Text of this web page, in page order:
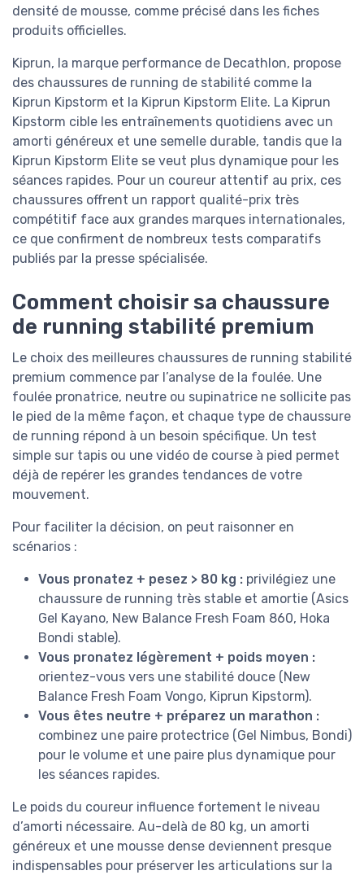
densité de mousse, comme précisé dans les fiches
produits officielles.
Kiprun, la marque performance de Decathlon, propose
des chaussures de running de stabilité comme la
Kiprun Kipstorm et la Kiprun Kipstorm Elite. La Kiprun
Kipstorm cible les entraînements quotidiens avec un
amorti généreux et une semelle durable, tandis que la
Kiprun Kipstorm Elite se veut plus dynamique pour les
séances rapides. Pour un coureur attentif au prix, ces
chaussures offrent un rapport qualité-prix très
compétitif face aux grandes marques internationales,
ce que confirment de nombreux tests comparatifs
publiés par la presse spécialisée.
Comment choisir sa chaussure
de running stabilité premium
Le choix des meilleures chaussures de running stabilité
premium commence par l’analyse de la foulée. Une
foulée pronatrice, neutre ou supinatrice ne sollicite pas
le pied de la même façon, et chaque type de chaussure
de running répond à un besoin spécifique. Un test
simple sur tapis ou une vidéo de course à pied permet
déjà de repérer les grandes tendances de votre
mouvement.
Pour faciliter la décision, on peut raisonner en
scénarios :
Vous pronatez + pesez > 80 kg : privilégiez une
chaussure de running très stable et amortie (Asics
Gel Kayano, New Balance Fresh Foam 860, Hoka
Bondi stable).
Vous pronatez légèrement + poids moyen :
orientez-vous vers une stabilité douce (New
Balance Fresh Foam Vongo, Kiprun Kipstorm).
Vous êtes neutre + préparez un marathon :
combinez une paire protectrice (Gel Nimbus, Bondi)
pour le volume et une paire plus dynamique pour
les séances rapides.
Le poids du coureur influence fortement le niveau
d’amorti nécessaire. Au-delà de 80 kg, un amorti
généreux et une mousse dense deviennent presque
indispensables pour préserver les articulations sur la